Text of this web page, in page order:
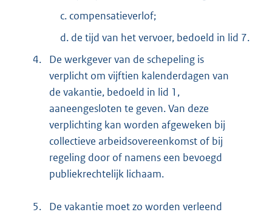
c. compensatieverlof;
d. de tijd van het vervoer, bedoeld in lid 7.
4.
De werkgever van de schepeling is
verplicht om vijftien kalenderdagen van
de vakantie, bedoeld in lid 1,
aaneengesloten te geven. Van deze
verplichting kan worden afgeweken bij
collectieve arbeidsovereenkomst of bij
regeling door of namens een bevoegd
publiekrechtelijk lichaam.
5.
De vakantie moet zo worden verleend